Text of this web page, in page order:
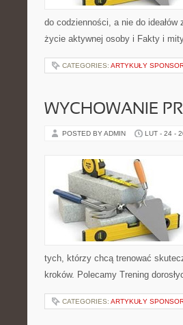
do codzienności, a nie do
życie aktywnej osoby i Fakty i
CATEGORIES: ARTYKUŁY
WYCHOWANIE
POSTED BY ADMIN LUT - 24 -
tych, którzy chcą trenować
kroków. Polecamy Trening
CATEGORIES: ARTYKUŁY